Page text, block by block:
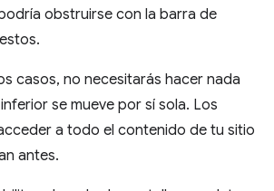
obstruirse con la barra de
casos, no necesitarás hacer nada
se mueve por sí sola. Los
a todo el contenido de tu sitio
antes.